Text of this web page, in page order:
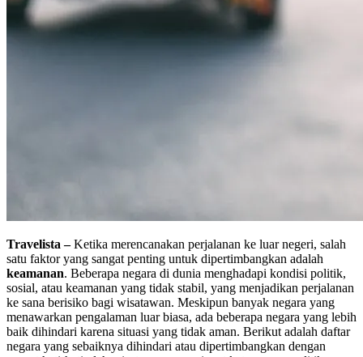
Travelista –Ketika merencanakan perjalanan ke luar negeri, salah
satu faktor yang sangat penting untuk dipertimbangkan adalah
keamanan. Beberapa negara di dunia menghadapi kondisi politik,
sosial, atau keamanan yang tidak stabil, yang menjadikan perjalanan
ke sana berisiko bagi wisatawan. Meskipun banyak negara yang
menawarkan pengalaman luar biasa, ada beberapa negara yang lebih
baik dihindari karena situasi yang tidak aman. Berikut adalah daftar
negara yang sebaiknya dihindari atau dipertimbangkan dengan